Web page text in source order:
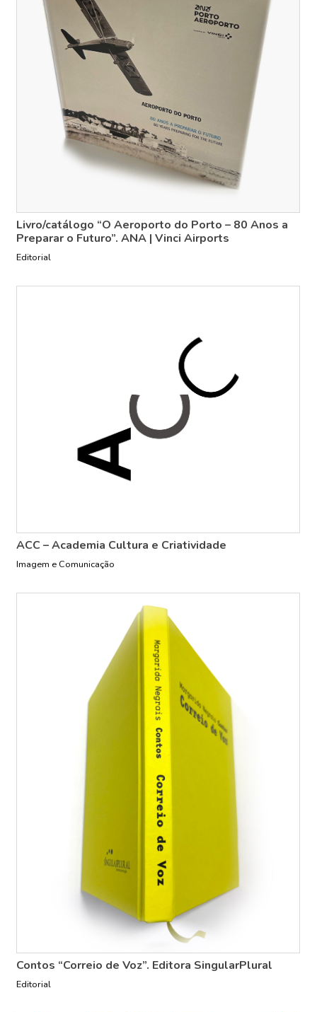
Livro/catálogo “O Aeroporto do Porto – 80 Anos a
Preparar o Futuro”. ANA | Vinci Airports
Editorial
ACC – Academia Cultura e Criatividade
Imagem e Comunicação
Contos “Correio de Voz”. Editora SingularPlural
Editorial